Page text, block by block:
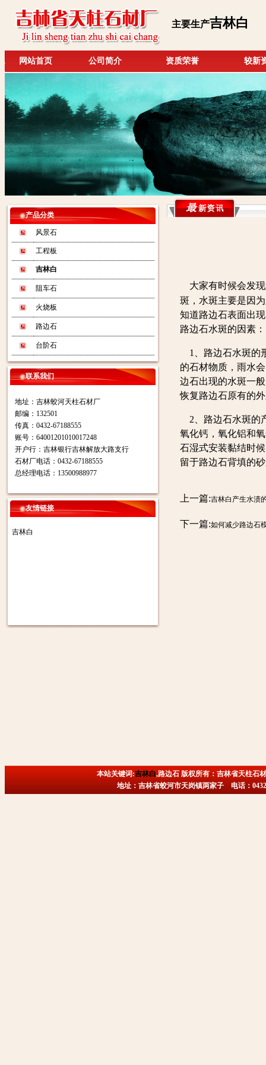
主要生产吉林白
网站首页 公司简介 资质荣誉 较新
产品分类
风景石
工程板
吉林白
阻车石
火烧板
路边石
台阶石
联系我们
地址：吉林蛟河天柱石材厂
邮编：132501
传真：0432-67188555
账号：64001201010017248
开户行：吉林银行吉林解放大路支行
石材厂电话：0432-67188555
总经理电话：13500988977
友情链接
吉林白
大家有时候会发现
斑，水斑主要是因
知道路边石表面出
路边石水斑的因素：
1、路边石水斑的
的石材物质，雨水
边石出现的水斑一
恢复路边石原有的
2、路边石水斑的
氧化钙，氧化铝和
石湿式安装黏结时
留于路边石背填的
上一篇:吉林白产生水渍
下一篇:如何减少路边石
本站关键词:吉林白,路边石 版权所有：吉林省天柱石
地址：吉林省蛟河市天岗镇两家子 电话：